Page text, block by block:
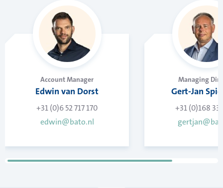
Account Manager
Edwin van Dorst
+31 (0)6 52 717 170
edwin@bato.nl
Managing
Gert-Jan
+31 (0)168